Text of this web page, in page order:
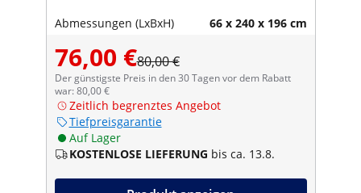
Abmessungen (LxBxH) 66 x 240 x 196 cm
76,00 €80,00 €
Der günstigste Preis in den 30 Tagen vor dem Rabatt
war: 80,00 €
Zeitlich begrenztes Angebot
Tiefpreisgarantie
Auf Lager
KOSTENLOSE LIEFERUNG bis ca. 13.8.